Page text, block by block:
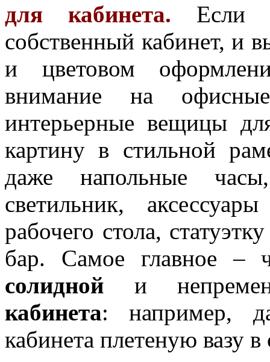
для кабинета. Если
собственный кабинет, и
и цветовом
внимание на
интерьерные вещицы
картину в стильной
даже напольные
светильник,
рабочего стола,
бар. Самое главное –
солидной и
кабинета: например,
кабинета плетеную вазу в